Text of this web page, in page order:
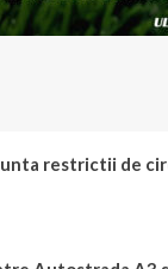
restrictii de